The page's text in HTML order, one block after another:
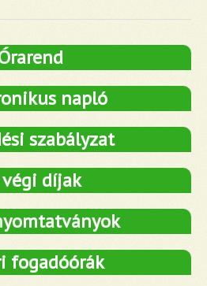
napló
szabályzat
végi díjak
fogadóórák